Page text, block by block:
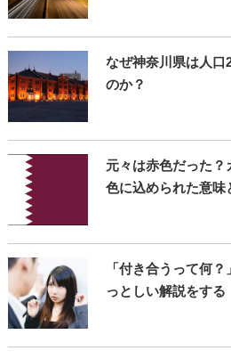
なぜ神奈川県は人口
のか？
元々は赤色だった？
色に込められた意味
「付き合うって何
っとしい解説をする